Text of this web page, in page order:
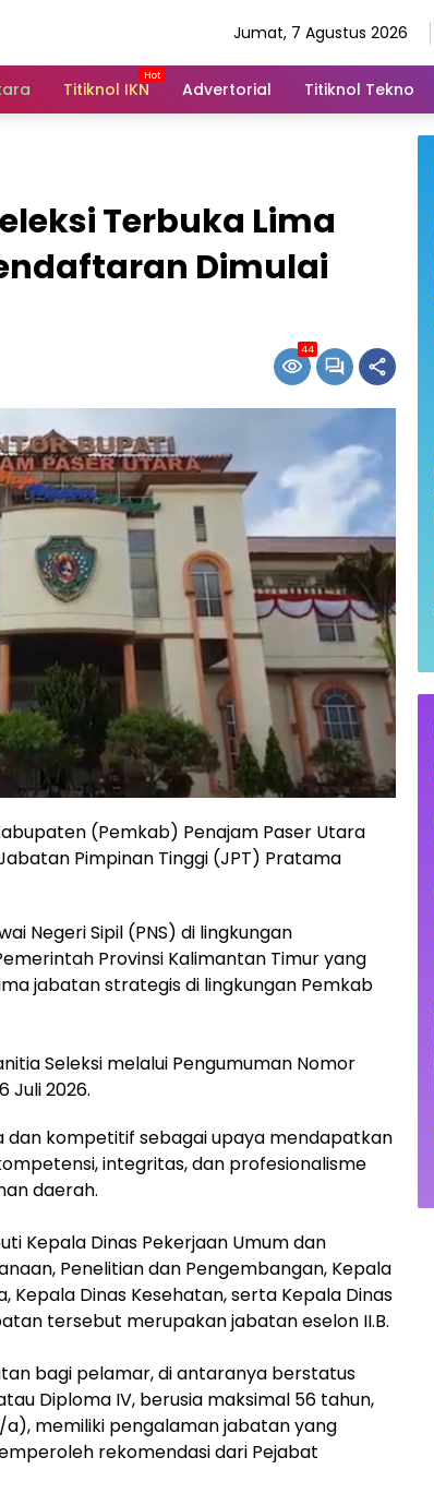
Jumat, 7 Agustus 2026
Titiknol IKN Advertorial Titiknol Tekno
Terbuka Lima
Dimulai
44
(Pemkab) Penajam Paser Utara
Pimpinan Tinggi (JPT) Pratama
Negeri Sipil (PNS) di lingkungan
Provinsi Kalimantan Timur yang
jabatan strategis di lingkungan Pemkab
Seleksi melalui Pengumuman Nomor
Juli 2026.
dan kompetitif sebagai upaya mendapatkan
integritas, dan profesionalisme
daerah.
Kepala Dinas Pekerjaan Umum dan
Penelitian dan Pengembangan, Kepala
Kepala Dinas Kesehatan, serta Kepala Dinas
tersebut merupakan jabatan eselon II.B.
bagi pelamar, di antaranya berstatus
Diploma IV, berusia maksimal 56 tahun,
memiliki pengalaman jabatan yang
rekomendasi dari Pejabat